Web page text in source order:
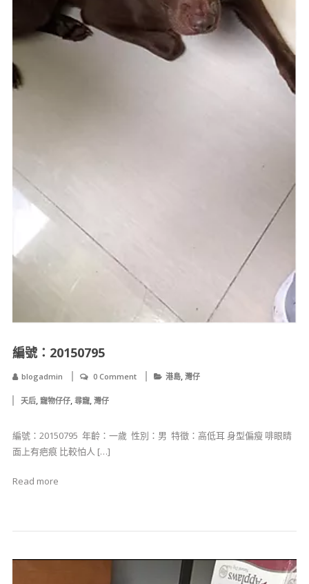
編號：20150795
blogadmin 0 Comment 港島, 灣仔
天后, 寵物仔仔, 尋寵, 灣仔
編號：20150795 ​ 年齡：一歲 ​ 性別：男 ​ 特徵：高低耳 身型偏瘦 啡眼睛
面上有疤痕 比較怕人 […]
Read more